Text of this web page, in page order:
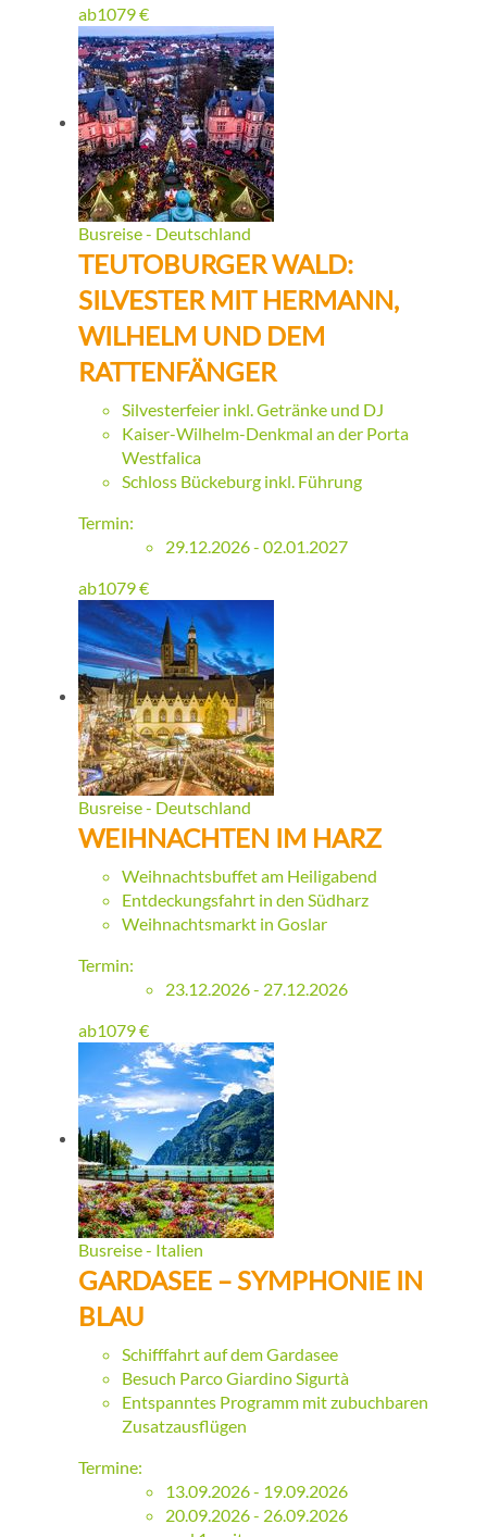
ab1079€
Busreise - Deutschland
TEUTOBURGER WALD:
SILVESTER MIT HERMANN,
WILHELM UND DEM
RATTENFÄNGER
Silvesterfeier inkl. Getränke und DJ
Kaiser-Wilhelm-Denkmal an der Porta
Westfalica
Schloss Bückeburg inkl. Führung
Termin:
29.12.2026 - 02.01.2027
ab1079€
Busreise - Deutschland
WEIHNACHTEN IM HARZ
Weihnachtsbuffet am Heiligabend
Entdeckungsfahrt in den Südharz
Weihnachtsmarkt in Goslar
Termin:
23.12.2026 - 27.12.2026
ab1079€
Busreise - Italien
GARDASEE – SYMPHONIE IN
BLAU
Schifffahrt auf dem Gardasee
Besuch Parco Giardino Sigurtà
Entspanntes Programm mit zubuchbaren
Zusatzausflügen
Termine:
13.09.2026 - 19.09.2026
20.09.2026 - 26.09.2026